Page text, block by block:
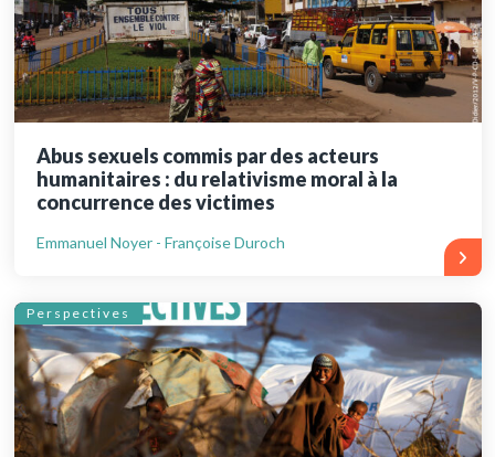
Abus sexuels commis par des acteurs
humanitaires : du relativisme moral à la
concurrence des victimes
Emmanuel Noyer - Françoise Duroch
Perspectives